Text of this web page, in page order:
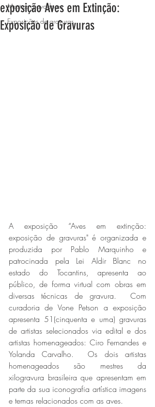
Mestres gravadores
Exposições de gravuras
exposição Aves em Extinção:
Exposição de Gravuras
A exposição “Aves em extinção:
exposição de gravuras" é organizada e
produzida por Pablo Marquinho e
patrocinada pela Lei Aldir Blanc no
estado do Tocantins, apresenta ao
público, de forma virtual com obras em
diversas técnicas de gravura.  Com
curadoria de Vone Petson a exposição
apresenta 51(cinquenta e uma) gravuras
de artistas selecionados via edital e dos
artistas homenageados: Ciro Fernandes e
Yolanda Carvalho.  Os dois artistas
homenageados são mestres da
xilogravura brasileira que apresentam em
parte da sua iconografia artística imagens
e temas relacionados com as aves.